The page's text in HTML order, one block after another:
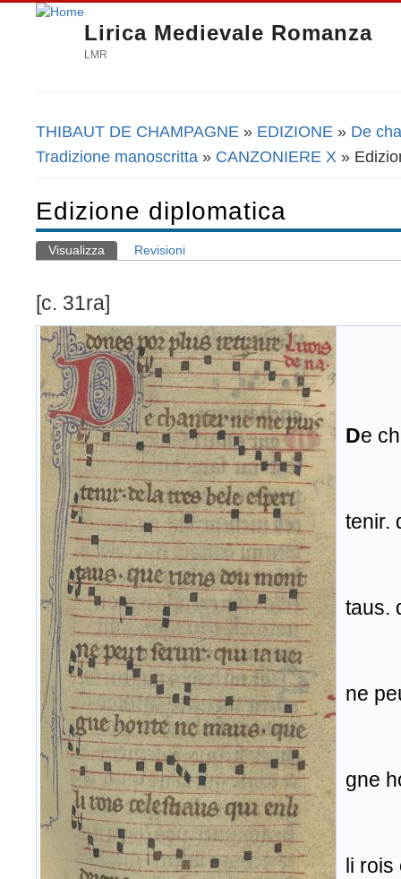
Lirica Medievale Romanza
LMR
Tu sei qui
THIBAUT DE CHAMPAGNE » EDIZIONE » De
Tradizione manoscritta » CANZONIERE X »
Edizione diplomatica
Schede primarie
Visualizza (scheda attiva)
Revisioni
[c. 31ra]
De
tenir.
taus.
ne
gne
li